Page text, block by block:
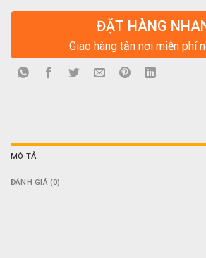
ĐẶT HÀNG
Giao hàng tận nơi miễn phí
MÔ TẢ
ĐÁNH GIÁ (0)